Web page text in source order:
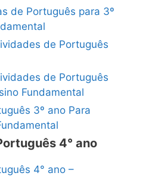
de Português para 3º
de Português
de Português
Fundamental
3º ano Para
4° ano
4° ano –